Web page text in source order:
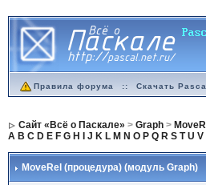
Правила форума :: Скачать
Сайт «Всё о Паскале» > Graph>
A B C D E F G H J K L M N O P Q R S T U V
MoveRel (процедура) (модуль Graph)